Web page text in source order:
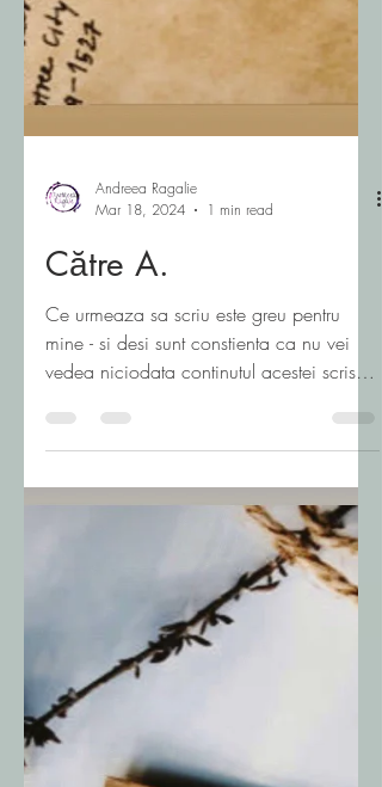
Andreea Ragalie
Mar 18, 2024
1 min read
Către A.
mine - si desi sunt constienta ca nu vei
vedea niciodata continutul acestei scrisori